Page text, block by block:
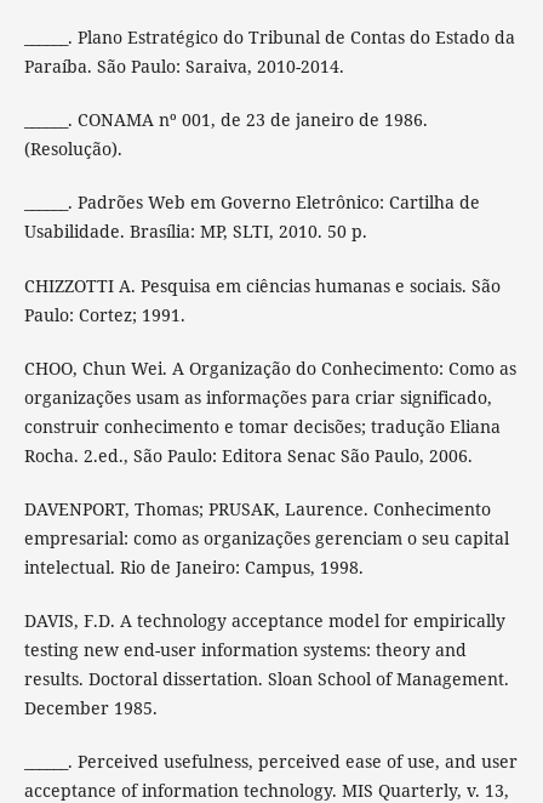
______. Plano Estratégico do Tribunal de Contas do Estado da
Paraíba. São Paulo: Saraiva, 2010-2014.
______. CONAMA nº 001, de 23 de janeiro de 1986.
(Resolução).
______. Padrões Web em Governo Eletrônico: Cartilha de
Usabilidade. Brasília: MP, SLTI, 2010. 50 p.
CHIZZOTTI A. Pesquisa em ciências humanas e sociais. São
Paulo: Cortez; 1991.
CHOO, Chun Wei. A Organização do Conhecimento: Como as
organizações usam as informações para criar significado,
construir conhecimento e tomar decisões; tradução Eliana
Rocha. 2.ed., São Paulo: Editora Senac São Paulo, 2006.
DAVENPORT, Thomas; PRUSAK, Laurence. Conhecimento
empresarial: como as organizações gerenciam o seu capital
intelectual. Rio de Janeiro: Campus, 1998.
DAVIS, F.D. A technology acceptance model for empirically
testing new end-user information systems: theory and
results. Doctoral dissertation. Sloan School of Management.
December 1985.
______. Perceived usefulness, perceived ease of use, and user
acceptance of information technology. MIS Quarterly, v. 13,